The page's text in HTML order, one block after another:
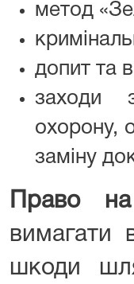
метод
допит та
заходи
охорону,
заміну
Право
вимагати
шкоди